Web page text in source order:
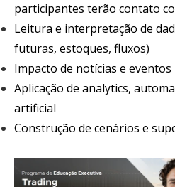
participantes terão contato
Leitura e interpretação de
futuras, estoques, fluxos)
Impacto de notícias e
Aplicação de analytics,
artificial
Construção de cenários e